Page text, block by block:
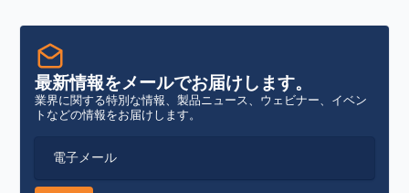
最新情報をメールでお届けします。
業界に関する特別な情報、製品ニュース、ウェビナー、イベン
トなどの情報をお届けします。
電子メール